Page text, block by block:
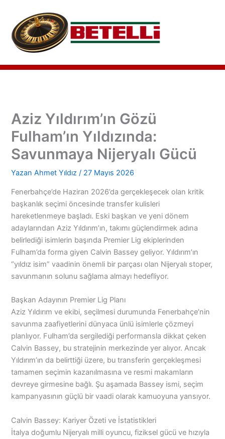
Aziz Yıldırım’ın Gözü
Fulham’ın Yıldızında:
Savunmaya Nijeryalı Gücü
Yazan Ahmet Yıldız/ 27 Mayıs 2026
Fenerbahçe’de Haziran 2026’da gerçekleşecek olan kritik
başkanlık seçimi öncesinde transfer kulisleri
hareketlenmeye başladı. Eski başkan ve yeni dönem
adaylarından Aziz Yıldırım’ın, takımı güçlendirmek adına
belirlediği isimlerin başında Premier Lig ekiplerinden
Fulham’da forma giyen Calvin Bassey geliyor. Yıldırım’ın
“yıldız isim” vaadinin önemli bir parçası olan Nijeryalı stoper,
savunmanın solunu sağlama almayı hedefliyor.
Başkan Adayının Premier Lig Planı
Aziz Yıldırım ve ekibi, seçilmesi durumunda Fenerbahçe’nin
savunma zaafiyetlerini dünyaca ünlü isimlerle çözmeyi
planlıyor. Fulham’da sergilediği performansla dikkat çeken
Calvin Bassey, bu stratejinin merkezinde yer alıyor. Ancak
Yıldırım’ın da belirttiği üzere, bu transferin gerçekleşmesi
tamamen seçimin kazanılmasına ve resmi makamların
devreye girmesine bağlı. Şu aşamada Bassey ismi, seçim
kampanyasının güçlü bir vaadi olarak kamuoyuna yansıyor.
Calvin Bassey: Kariyer Özeti ve İstatistikleri
İtalya doğumlu Nijeryalı milli oyuncu, fiziksel gücü ve hızıyla